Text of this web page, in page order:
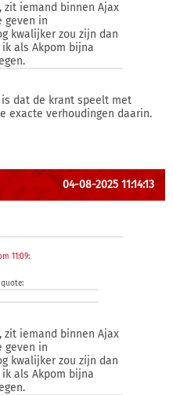
zit iemand binnen Ajax
geven in
kwalijker zou zijn dan
als Akpom bijna
dat de krant speelt met
exacte verhoudingen daarin.
04-08-2025 11:14:13
11:09:
zit iemand binnen Ajax
geven in
kwalijker zou zijn dan
als Akpom bijna